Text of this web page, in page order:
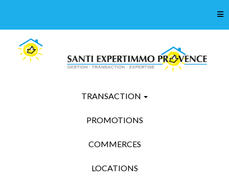
TRANSACTION
PROMOTIONS
COMMERCES
LOCATIONS